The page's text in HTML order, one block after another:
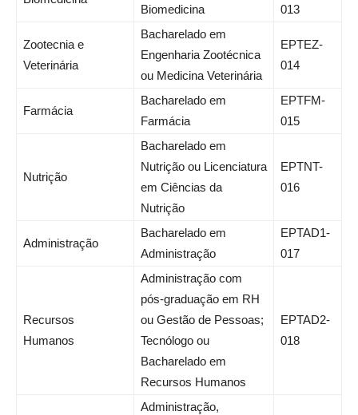
Biomedicina
013
Zootecnia e
Veterinária
Bacharelado em
Engenharia Zootécnica
ou Medicina Veterinária
EPTEZ-
014
Farmácia
Bacharelado em
Farmácia
EPTFM-
015
Nutrição
Bacharelado em
Nutrição ou Licenciatura
em Ciências da
Nutrição
EPTNT-
016
Administração
Bacharelado em
Administração
EPTAD1-
017
Recursos
Humanos
Administração com
pós-graduação em RH
ou Gestão de Pessoas;
Tecnólogo ou
Bacharelado em
Recursos Humanos
EPTAD2-
018
Administração,